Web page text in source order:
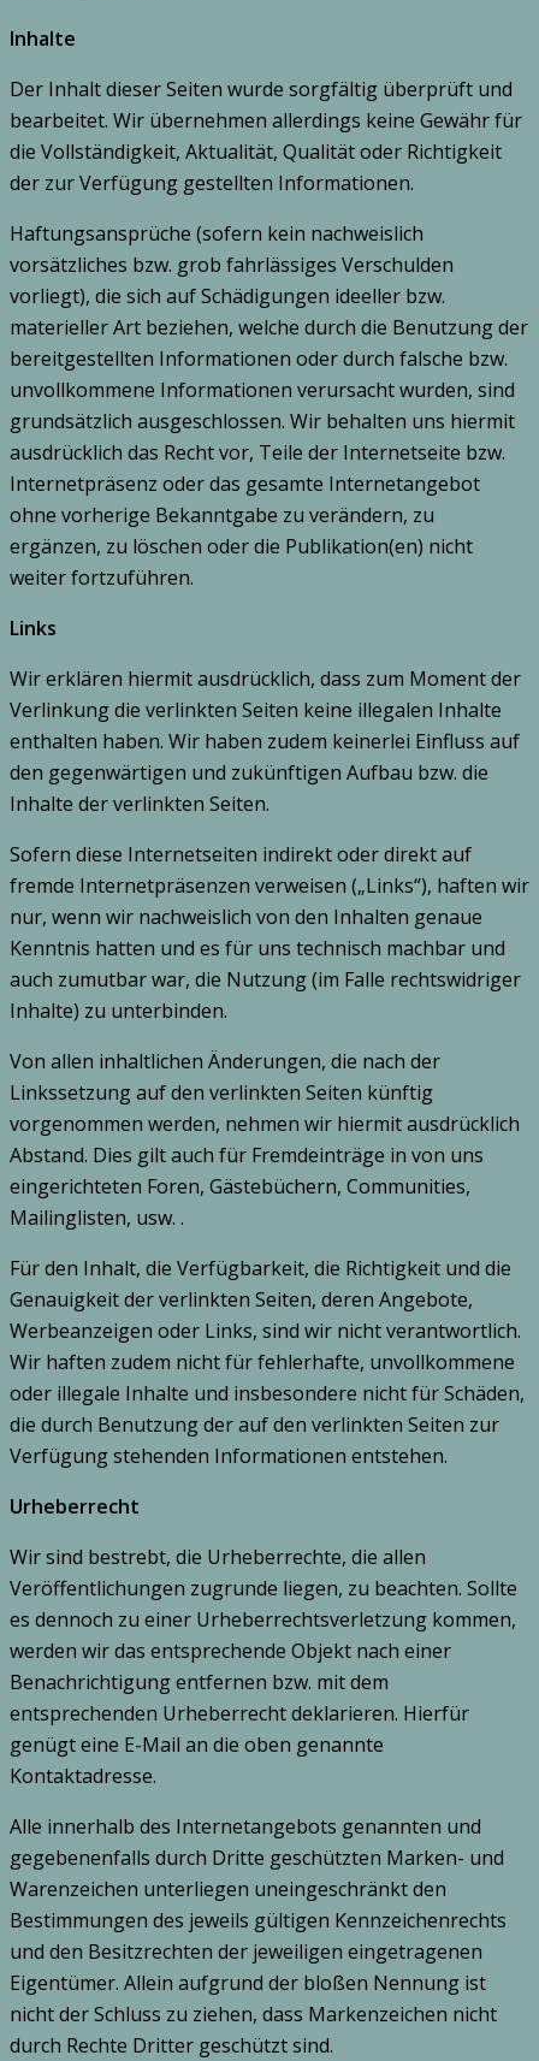
Inhalte
Der Inhalt dieser Seiten wurde sorgfältig überprüft und
bearbeitet. Wir übernehmen allerdings keine Gewähr für
die Vollständigkeit, Aktualität, Qualität oder Richtigkeit
der zur Verfügung gestellten Informationen.
Haftungsansprüche (sofern kein nachweislich
vorsätzliches bzw. grob fahrlässiges Verschulden
vorliegt), die sich auf Schädigungen ideeller bzw.
materieller Art beziehen, welche durch die Benutzung der
bereitgestellten Informationen oder durch falsche bzw.
unvollkommene Informationen verursacht wurden, sind
grundsätzlich ausgeschlossen. Wir behalten uns hiermit
ausdrücklich das Recht vor, Teile der Internetseite bzw.
Internetpräsenz oder das gesamte Internetangebot
ohne vorherige Bekanntgabe zu verändern, zu
ergänzen, zu löschen oder die Publikation(en) nicht
weiter fortzuführen.
Links
Wir erklären hiermit ausdrücklich, dass zum Moment der
Verlinkung die verlinkten Seiten keine illegalen Inhalte
enthalten haben. Wir haben zudem keinerlei Einfluss auf
den gegenwärtigen und zukünftigen Aufbau bzw. die
Inhalte der verlinkten Seiten.
Sofern diese Internetseiten indirekt oder direkt auf
fremde Internetpräsenzen verweisen („Links“), haften wir
nur, wenn wir nachweislich von den Inhalten genaue
Kenntnis hatten und es für uns technisch machbar und
auch zumutbar war, die Nutzung (im Falle rechtswidriger
Inhalte) zu unterbinden.
Von allen inhaltlichen Änderungen, die nach der
Linkssetzung auf den verlinkten Seiten künftig
vorgenommen werden, nehmen wir hiermit ausdrücklich
Abstand. Dies gilt auch für Fremdeinträge in von uns
eingerichteten Foren, Gästebüchern, Communities,
Mailinglisten, usw. .
Für den Inhalt, die Verfügbarkeit, die Richtigkeit und die
Genauigkeit der verlinkten Seiten, deren Angebote,
Werbeanzeigen oder Links, sind wir nicht verantwortlich.
Wir haften zudem nicht für fehlerhafte, unvollkommene
oder illegale Inhalte und insbesondere nicht für Schäden,
die durch Benutzung der auf den verlinkten Seiten zur
Verfügung stehenden Informationen entstehen.
Urheberrecht
Wir sind bestrebt, die Urheberrechte, die allen
Veröffentlichungen zugrunde liegen, zu beachten. Sollte
es dennoch zu einer Urheberrechtsverletzung kommen,
werden wir das entsprechende Objekt nach einer
Benachrichtigung entfernen bzw. mit dem
entsprechenden Urheberrecht deklarieren. Hierfür
genügt eine E-Mail an die oben genannte
Kontaktadresse.
Alle innerhalb des Internetangebots genannten und
gegebenenfalls durch Dritte geschützten Marken- und
Warenzeichen unterliegen uneingeschränkt den
Bestimmungen des jeweils gültigen Kennzeichenrechts
und den Besitzrechten der jeweiligen eingetragenen
Eigentümer. Allein aufgrund der bloßen Nennung ist
nicht der Schluss zu ziehen, dass Markenzeichen nicht
durch Rechte Dritter geschützt sind.